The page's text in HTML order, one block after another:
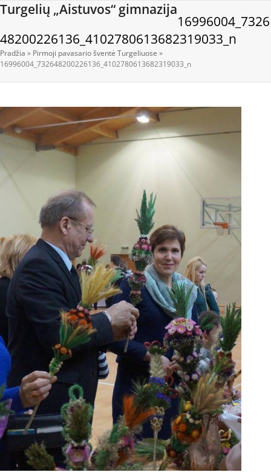
Skip
content
Turgelių „Aistuvos“ gimnazija
Open
menu
Close
menu
16996004_7326
48200226136_4102780613682319033_n
Pradžia » Pirmoji pavasario šventė Turgeliuose »
16996004_732648200226136_4102780613682319033_n